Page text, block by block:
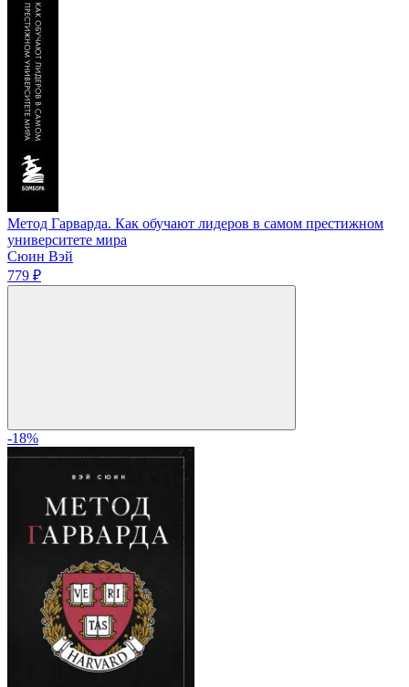
Метод Гарварда. Как обучают лидеров в самом престижном
университете мира
Сюин Вэй
779 ₽
-18%